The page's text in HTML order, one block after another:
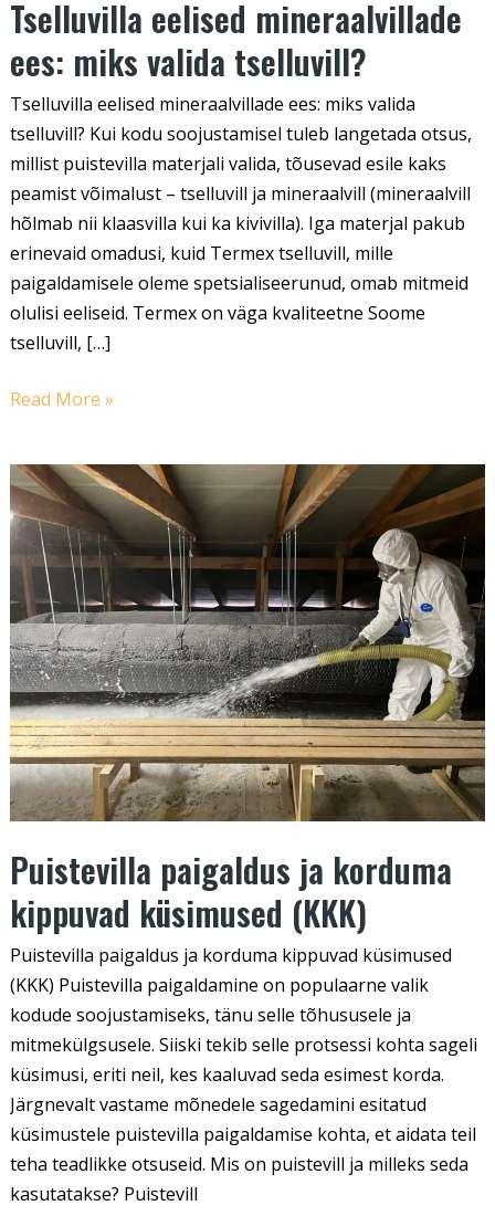
Tselluvilla eelised mineraalvillade
ees: miks valida tselluvill?
Tselluvilla eelised mineraalvillade ees: miks valida
tselluvill? Kui kodu soojustamisel tuleb langetada otsus,
millist puistevilla materjali valida, tõusevad esile kaks
peamist võimalust – tselluvill ja mineraalvill (mineraalvill
hõlmab nii klaasvilla kui ka kivivilla). Iga materjal pakub
erinevaid omadusi, kuid Termex tselluvill, mille
paigaldamisele oleme spetsialiseerunud, omab mitmeid
olulisi eeliseid. Termex on väga kvaliteetne Soome
tselluvill, […]
Read More »
Puistevilla paigaldus ja korduma
kippuvad küsimused (KKK)
Puistevilla paigaldus ja korduma kippuvad küsimused
(KKK) Puistevilla paigaldamine on populaarne valik
kodude soojustamiseks, tänu selle tõhususele ja
mitmekülgsusele. Siiski tekib selle protsessi kohta sageli
küsimusi, eriti neil, kes kaaluvad seda esimest korda.
Järgnevalt vastame mõnedele sagedamini esitatud
küsimustele puistevilla paigaldamise kohta, et aidata teil
teha teadlikke otsuseid. Mis on puistevill ja milleks seda
kasutatakse? Puistevill
Puistevilla
paigaldus
ja
korduma
kippuvad
küsimused
(KKK)